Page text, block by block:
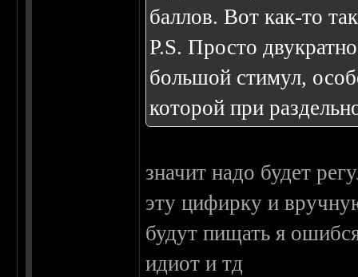
баллов. Вот как-то
P.S. Просто
большой стимул,
которой при
значит надо будет
эту цифирку и
будут пищать я
идиот и тд